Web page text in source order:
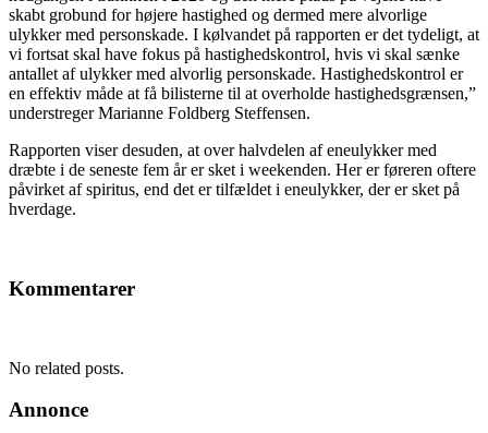
skabt grobund for højere hastighed og dermed mere alvorlige
ulykker med personskade. I kølvandet på rapporten er det tydeligt, at
vi fortsat skal have fokus på hastighedskontrol, hvis vi skal sænke
antallet af ulykker med alvorlig personskade. Hastighedskontrol er
en effektiv måde at få bilisterne til at overholde hastighedsgrænsen,”
understreger Marianne Foldberg Steffensen.
Rapporten viser desuden, at over halvdelen af eneulykker med
dræbte i de seneste fem år er sket i weekenden. Her er føreren oftere
påvirket af spiritus, end det er tilfældet i eneulykker, der er sket på
hverdage.
Kommentarer
No related posts.
Annonce